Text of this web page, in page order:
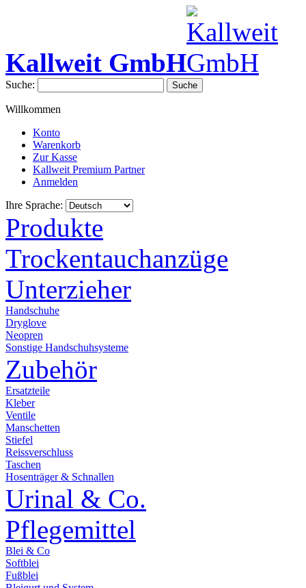
Kallweit GmbH
Suche: Suche
Willkommen
Konto
Warenkorb
Zur Kasse
Kallweit Premium Partner
Anmelden
Ihre Sprache:
Produkte
Trockentauchanzüge
Unterzieher
Handschuhe
Dryglove
Neopren
Sonstige Handschuhsysteme
Zubehör
Ersatzteile
Kleber
Ventile
Manschetten
Stiefel
Reissverschluss
Taschen
Hosenträger & Schnallen
Urinal & Co.
Pflegemittel
Blei & Co
Softblei
Fußblei